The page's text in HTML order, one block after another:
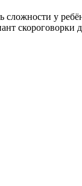
у
скороговорки